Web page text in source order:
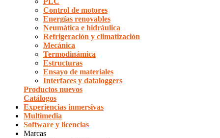
Control de motores
Energías renovables
Neumática e hidráulica
Refrigeración y climatización
Mecánica
Termodinámica
Estructuras
Ensayo de materiales
Interfaces y dataloggers
Productos nuevos
Catálogos
Experiencias inmersivas
Multimedia
Software y licencias
Marcas